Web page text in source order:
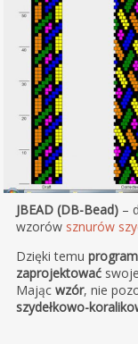
JBEAD (DB-Bead) –
wzorów sznurów
Dzięki temu
zaprojektować
Mając wzór, nie
szydełkowo-